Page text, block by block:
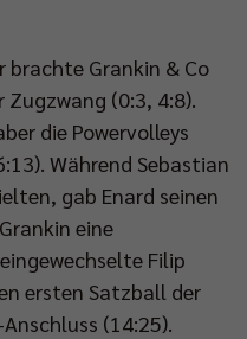
brachte Grankin & Co
(0:3, 4:8).
die Powervolleys
Während Sebastian
gab Enard seinen
eine
Filip
ersten Satzball der
(14:25).